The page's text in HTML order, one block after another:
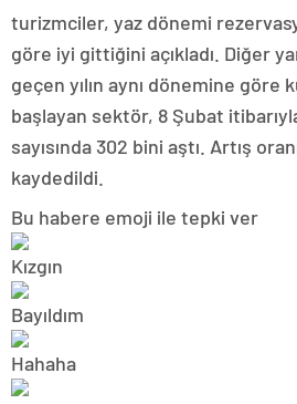
turizmciler, yaz dönemi
göre iyi gittiğini açıkladı. Diğer
geçen yılın aynı dönemine göre
başlayan sektör, 8 Şubat
sayısında 302 bini aştı. Artış
kaydedildi.
Bu habere emoji ile tepki ver